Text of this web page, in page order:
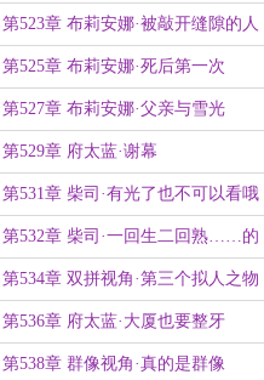
第523章 布莉安娜·被敲开缝隙的人
第525章 布莉安娜·死后第一次
第527章 布莉安娜·父亲与雪光
第529章 府太蓝·谢幕
第531章 柴司·有光了也不可以看哦
第532章 柴司·一回生二回熟……的
对家
第534章 双拼视角·第三个拟人之物
第536章 府太蓝·大厦也要整牙
第538章 群像视角·真的是群像